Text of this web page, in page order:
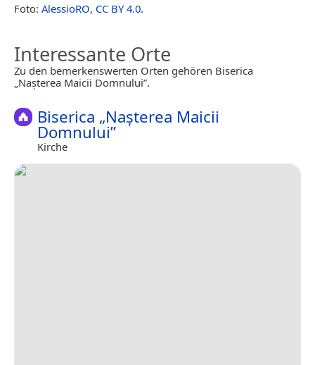
Foto: AlessioRO, CC BY 4.0.
Interessante Orte
Zu den bemerkenswerten Orten gehören Biserica
„Nașterea Maicii Domnului”.
Biserica „Nașterea Maicii
Domnului”
Kirche